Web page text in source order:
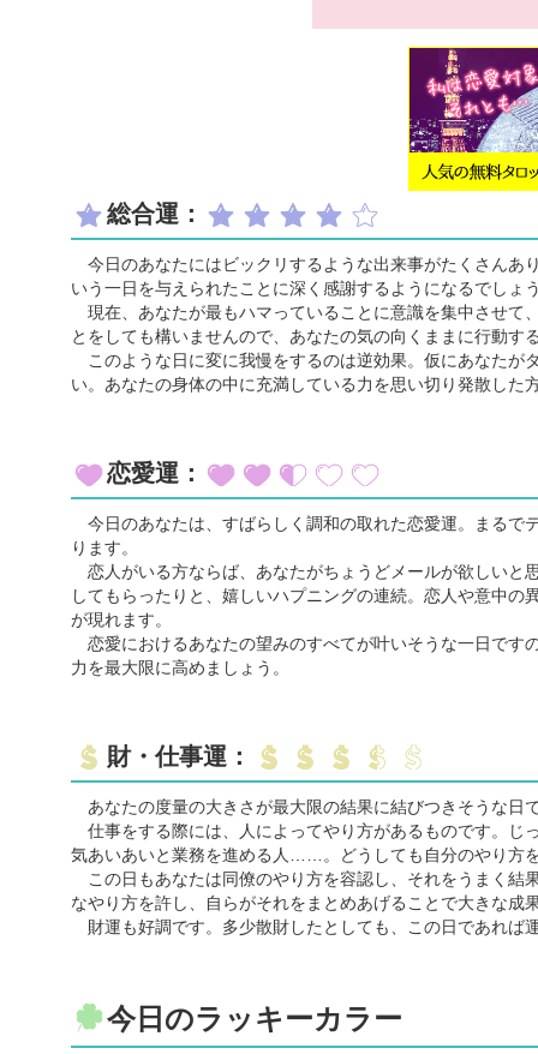
総合運：
今日のあなたにはビックリするような出来事がたくさんあ
いう一日を与えられたことに深く感謝するようになるでしょ
現在、あなたが最もハマっていることに意識を集中させて
とをしても構いませんので、あなたの気の向くままに行動す
このような日に変に我慢をするのは逆効果。仮にあなたが
い。あなたの身体の中に充満している力を思い切り発散し
恋愛運：
今日のあなたは、すばらしく調和の取れた恋愛運。まるで
ります。
恋人がいる方ならば、あなたがちょうどメールが欲しいと
してもらったりと、嬉しいハプニングの連続。恋人や意中
が現れます。
恋愛におけるあなたの望みのすべてが叶いそうな一日です
力を最大限に高めましょう。
財・仕事運：
あなたの度量の大きさが最大限の結果に結びつきそうな日
仕事をする際には、人によってやり方があるものです。じ
気あいあいと業務を進める人……。どうしても自分のやり方
この日もあなたは同僚のやり方を容認し、それをうまく結
なやり方を許し、自らがそれをまとめあげることで大きな成
財運も好調です。多少散財したとしても、この日であれば
今日のラッキーカラー